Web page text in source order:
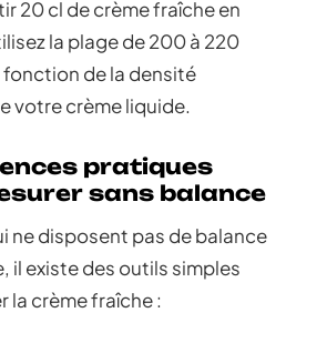
20 cl de crème fraîche en
la plage de 200 à 220
fonction de la densité
votre crème liquide.
pratiques
sans balance
ne disposent pas de balance
il existe des outils simples
la crème fraîche :